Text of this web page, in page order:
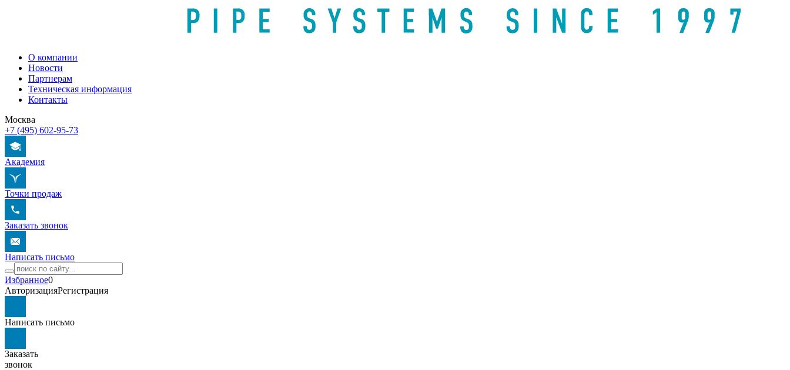
О компании
Новости
Партнерам
Техническая информация
Контакты
Москва
+7 (495) 602-95-73
Академия
Точки продаж
Заказать звонок
Написать письмо
Избранное0
АвторизацияРегистрация
Написать письмо
Заказать
звонок